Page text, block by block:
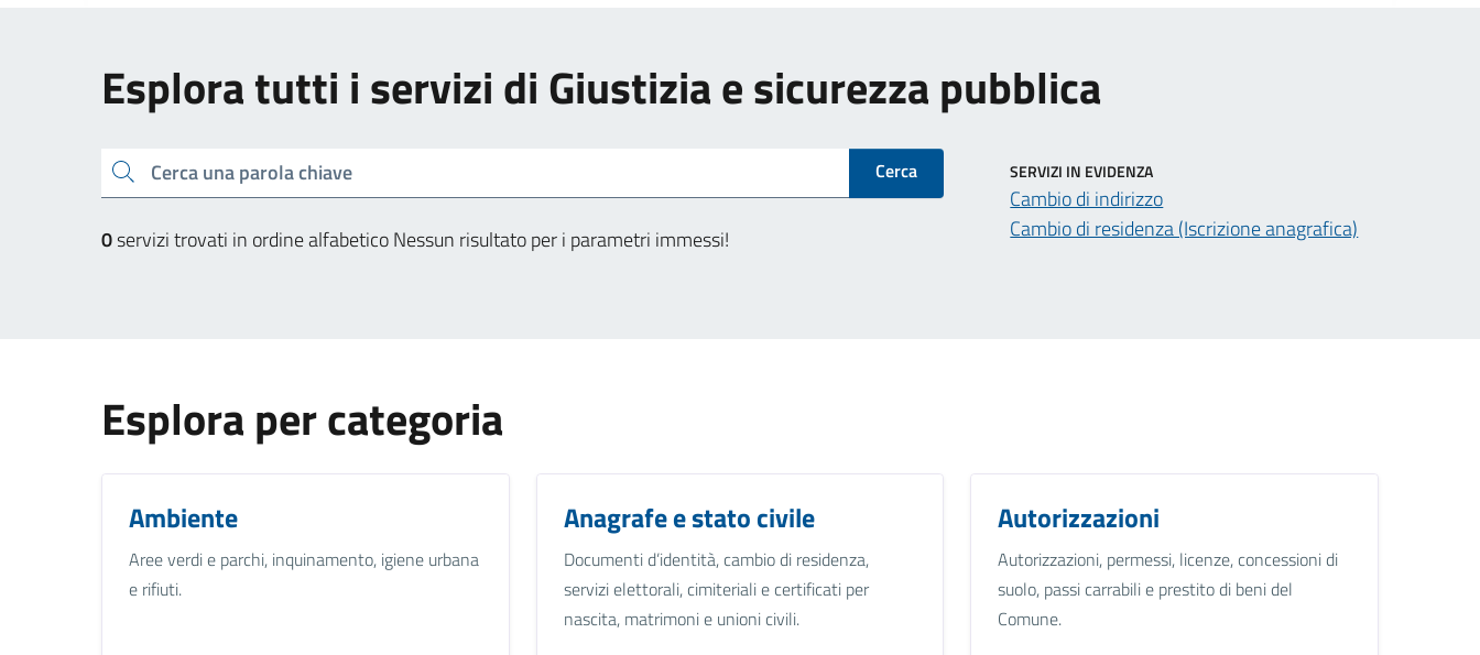
Esplora tutti i servizi di Giustizia e sicurezza pubblica
Cerca una parola chiave Cerca
0servizi trovati in ordine alfabeticoNessun risultato per i parametri immessi!
SERVIZI IN EVIDENZA
Cambio di indirizzo
Cambio di residenza (Iscrizione anagrafica)
Esplora per categoria
Ambiente
Aree verdi e parchi, inquinamento, igiene urbana
e rifiuti.
Anagrafe e stato civile
Documenti d’identità, cambio di residenza,
servizi elettorali, cimiteriali e certificati per
nascita, matrimoni e unioni civili.
Autorizzazioni
Autorizzazioni, permessi, licenze, concessioni di
suolo, passi carrabili e prestito di beni del
Comune.